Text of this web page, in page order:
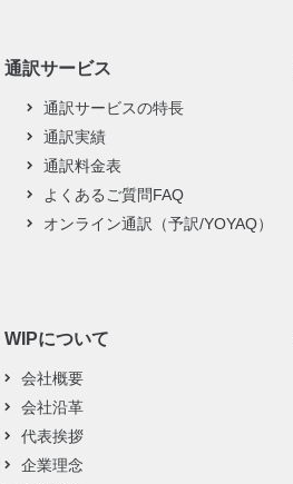
通訳サービス
通訳サービスの特長
通訳実績
通訳料金表
よくあるご質問FAQ
オンライン通訳（予訳/YOYAQ）
WIPについて
会社概要
会社沿革
代表挨拶
企業理念